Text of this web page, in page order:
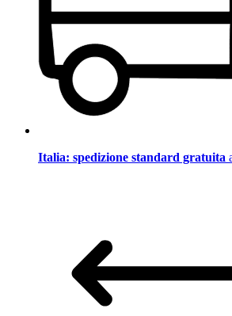
Italia: spedizione standard gratuita